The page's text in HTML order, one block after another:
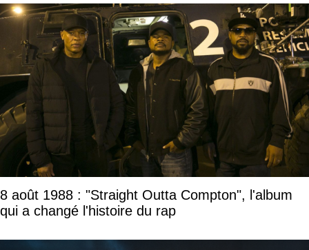
8 août 1988 : "Straight Outta Compton", l'album
qui a changé l'histoire du rap